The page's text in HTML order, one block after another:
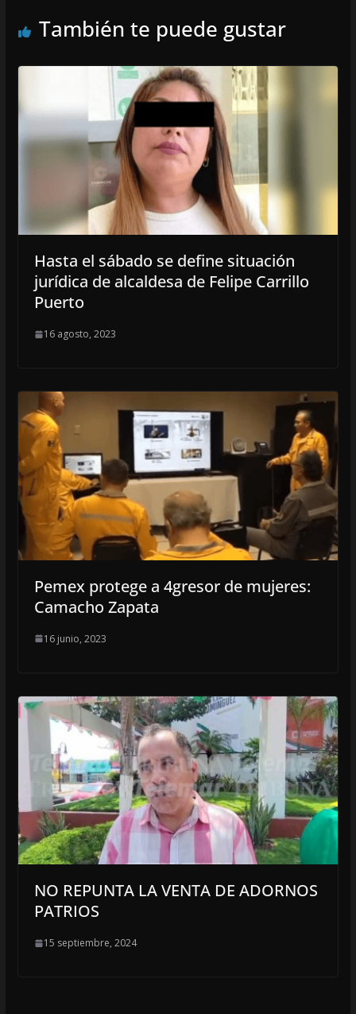
También te puede gustar
Hasta el sábado se define situación
jurídica de alcaldesa de Felipe Carrillo
Puerto
16 agosto, 2023
Pemex protege a 4gresor de mujeres:
Camacho Zapata
16 junio, 2023
NO REPUNTA LA VENTA DE ADORNOS
PATRIOS
15 septiembre, 2024